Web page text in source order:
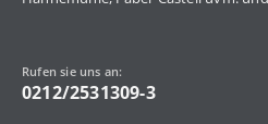
Rufen sie uns an:
0212/2531309-3